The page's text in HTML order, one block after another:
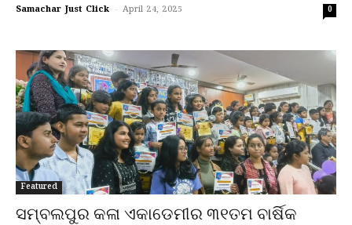
Samachar Just Click - April 24, 2025 0
Featured
ସମ୍ବଲପୁର କଳା ଏକାଡେମୀର ୩୧ତମ ବାର୍ଷିକ